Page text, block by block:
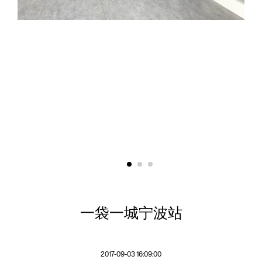
Previous news Next news 
一袋一城宁波站
2017-09-03 16:09:00